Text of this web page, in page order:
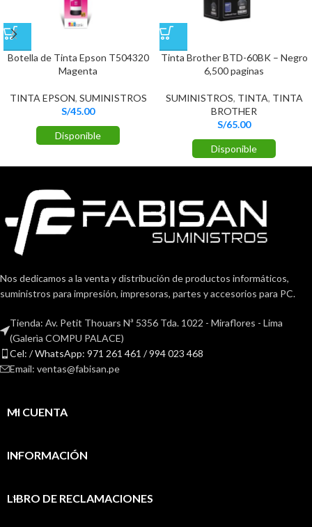
Botella de Tinta Epson T504320
Magenta
TINTA EPSON, SUMINISTROS
S/45.00
Disponible
Tinta Brother BTD-60BK – Negro
6,500 paginas
SUMINISTROS, TINTA, TINTA
BROTHER
S/65.00
Disponible
Nos dedicamos a la venta y distribución de productos informáticos,
suministros para impresión, impresoras, partes y accesorios para PC.
Tienda: Av. Petit Thouars Nª 5356 Tda. 1022 - Miraflores - Lima
(Galerìa COMPU PALACE)
Cel: / WhatsApp: 971 261 461 / 994 023 468
Email: ventas@fabisan.pe
MI CUENTA
INFORMACIÓN
LIBRO DE RECLAMACIONES